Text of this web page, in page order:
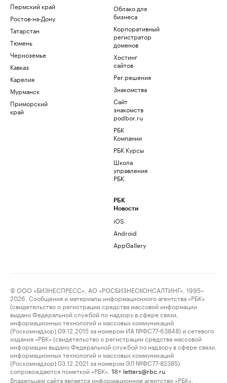
Пермский край
Ростов-на-Дону
Татарстан
Тюмень
Черноземье
Кавказ
Карелия
Мурманск
Приморский
край
Облако для
бизнеса
Корпоративный
регистратор
доменов
Хостинг
сайтов
Рег.решения
Знакомства
Сайт
знакомств
podbor.ru
РБК
Компании
РБК Курсы
Школа
управления
РБК
РБК
Новости
iOS
Android
AppGallery
© ООО «БИЗНЕСПРЕСС», АО «РОСБИЗНЕСКОНСАЛТИНГ», 1995–
2026. Сообщения и материалы информационного агентства «РБК»
(свидетельство о регистрации средства массовой информации
выдано Федеральной службой по надзору в сфере связи,
информационных технологий и массовых коммуникаций
(Роскомнадзор) 09.12.2015 за номером ИА №ФС77-63848) и сетевого
издания «РБК» (свидетельство о регистрации средства массовой
информации выдано Федеральной службой по надзору в сфере связи,
информационных технологий и массовых коммуникаций
(Роскомнадзор) 03.12.2021 за номером ЭЛ №ФС77-82385)
сопровождаются пометкой «РБК».
18+ letters@rbc.ru
Владельцем сайта является информационное агентство «РБК».